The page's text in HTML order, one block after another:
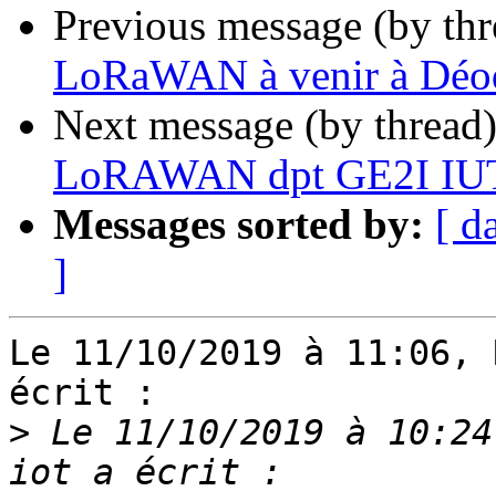
Previous message (by
LoRaWAN à venir à
Next message (by
LoRAWAN dpt GE2I
Messages sorted by: [
]
Le 11/10/2019 à
écrit :
> Le 11/10/2019 à